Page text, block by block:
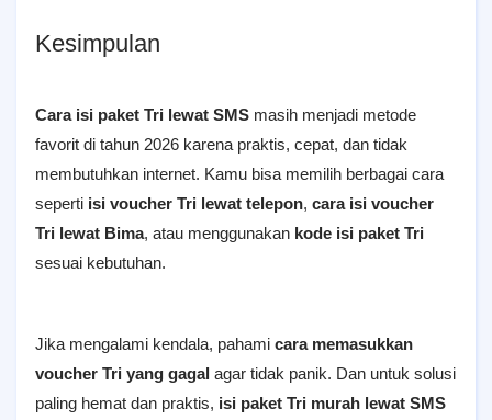
Kesimpulan
Cara isi paket Tri lewat SMS masih menjadi metode
favorit di tahun 2026 karena praktis, cepat, dan tidak
membutuhkan internet. Kamu bisa memilih berbagai cara
seperti isi voucher Tri lewat telepon, cara isi voucher
Tri lewat Bima, atau menggunakan kode isi paket Tri
sesuai kebutuhan.
Jika mengalami kendala, pahami cara memasukkan
voucher Tri yang gagal agar tidak panik. Dan untuk solusi
paling hemat dan praktis, isi paket Tri murah lewat SMS